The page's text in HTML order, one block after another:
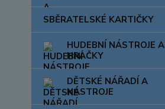
SBĚRATELSKÉ KARTIČKY
HUDEBNÍ NÁSTROJE A
HRAČKY
DĚTSKÉ NÁŘADÍ A
NÁSTROJE